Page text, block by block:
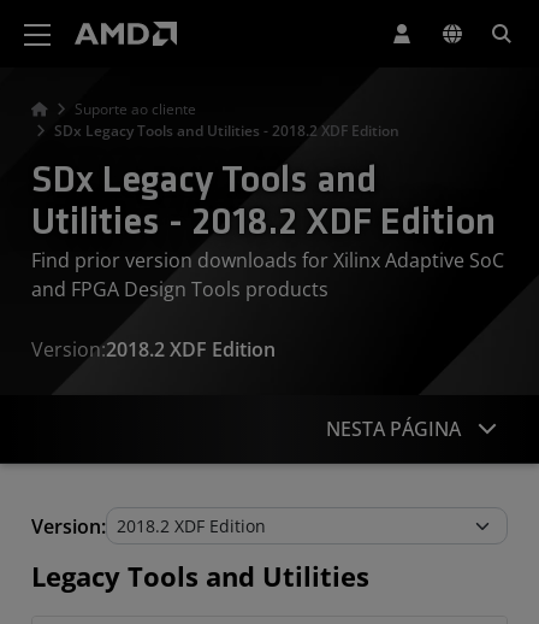
Suporte ao cliente
SDx Legacy Tools and Utilities - 2018.2 XDF Edition
SDx Legacy Tools and
Utilities - 2018.2 XDF Edition
Find prior version downloads for Xilinx Adaptive SoC
and FPGA Design Tools products
Version:2018.2 XDF Edition
NESTA PÁGINA
Legacy Tools and Utilities
Version:
Legacy Tools and Utilities